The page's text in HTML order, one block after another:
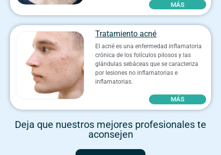
MÁS
Tratamiento acné
El acné es una enfermedad inflamatoria
crónica de los folículos pilosos y las
glándulas sebáceas que se caracteriza
por lesiones no inflamatorias e
inflamatorias.
MÁS
Deja que nuestros mejores profesionales te
aconsejen